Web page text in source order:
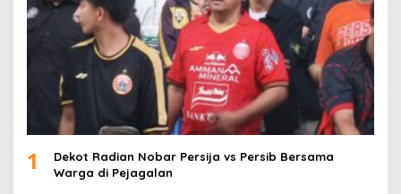
1
Dekot Radian Nobar Persija vs Persib Bersama
Warga di Pejagalan